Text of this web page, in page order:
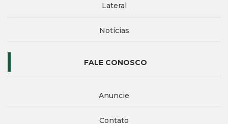
Lateral
Notícias
FALE CONOSCO
Anuncie
Contato